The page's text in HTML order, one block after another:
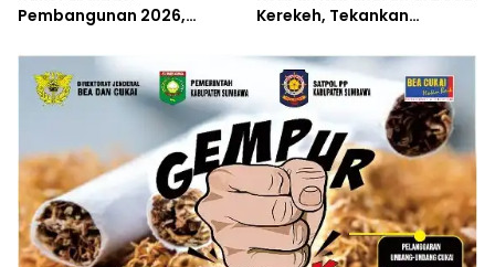
Pembangunan 2026,
Perubahan Resmi
Diluncurkan
Kerekeh, Tekankan